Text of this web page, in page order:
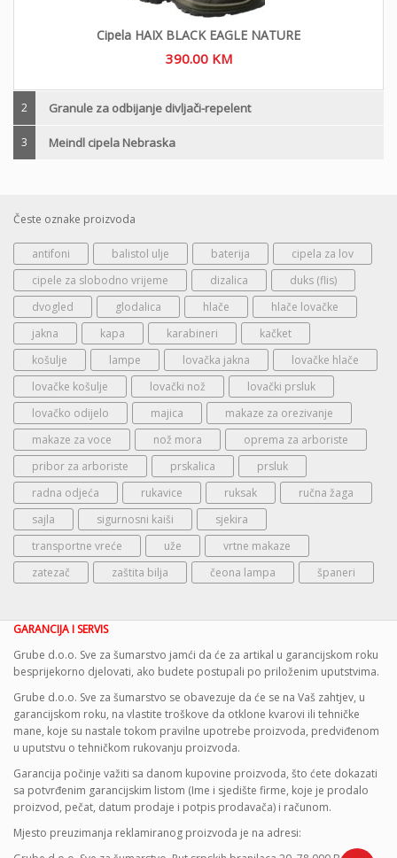
Cipela HAIX BLACK EAGLE NATURE
390.00 KM
2 Granule za odbijanje divljači-repelent
3 Meindl cipela Nebraska
Česte oznake proizvoda
antifoni balistol ulje baterija
cipela za lov
cipele za slobodno vrijeme
dizalica
duks (flis)
dvogled
glodalica hlače
hlače lovačke
jakna
kapa karabineri
kačket
košulje
lampe lovačka jakna
lovačke hlače
lovačke košulje
lovački nož
lovački prsluk
lovačko odijelo
majica
makaze za orezivanje
makaze za voce
nož mora
oprema za arboriste
pribor za arboriste
prskalica
prsluk
radna odjeća
rukavice ruksak
ručna žaga
sajla
sigurnosni kaiši
sjekira
transportne vreće
uže
vrtne makaze
zatezač
zaštita bilja čeona lampa španeri
GARANCIJA I SERVIS
Grube d.o.o. Sve za šumarstvo jamći da će za artikal u garancijskom roku
besprijekorno djelovati, ako budete postupali po priloženim uputstvima.
Grube d.o.o. Sve za šumarstvo se obavezuje da će se na Vaš zahtjev, u
garancijskom roku, na vlastite troškove da otklone kvarovi ili tehničke
mane, koje su nastale tokom pravilne upotrebe proizvoda, predviđenom
u uputstvu o tehničkom rukovanju proizvoda.
Garancija počinje važiti sa danom kupovine proizvoda, što ćete dokazati
sa potvrđenim garancijskim listom (Ime i sjedište firme, koje je prodalo
proizvod, pečat, datum prodaje i potpis prodavača) i računom.
Mjesto preuzimanja reklamiranog proizvoda je na adresi: